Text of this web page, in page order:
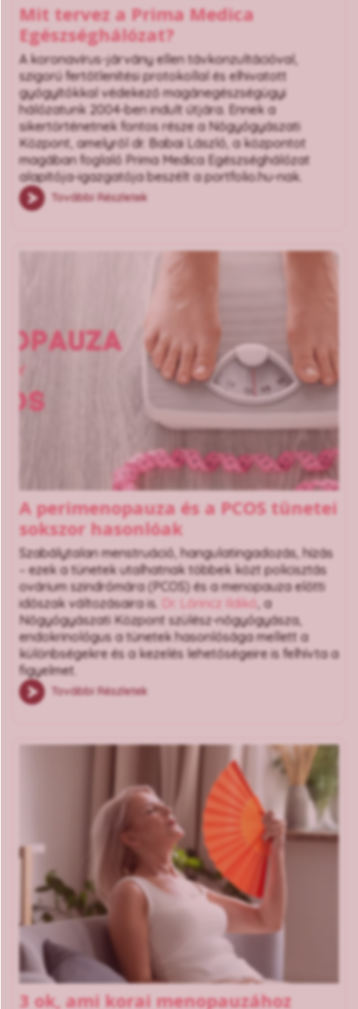
Mit tervez a Prima Medica
Egészséghálózat?
A koronavírus-járvány ellen távkonzultációval,
szigorú fertőtlenítési protokollal és elhivatott
gyógyítókkal védekező magánegészségügyi
hálózatunk 2004-ben indult útjára. Ennek a
sikertörténetnek fontos része a Nőgyógyászati
Központ, amelyről dr. Babai László, a központot
magában foglaló Prima Medica Egészséghálózat
alapítója-igazgatója beszélt a portfolio.hu-nak.
További Részletek
A perimenopauza és a PCOS tünetei
sokszor hasonlóak
Szabálytalan menstruáció, hangulatingadozás, hízás
– ezek a tünetek utalhatnak többek közt policisztás
ovárium szindrómára (PCOS) és a menopauza előtti
időszak változásaira is.
Dr. Lőrincz Ildikó
, a
Nőgyógyászati Központ szülész-nőgyógyásza,
endokrinológus a tünetek hasonlósága mellett a
különbségekre és a kezelés lehetőségeire is felhívta a
figyelmet.
További Részletek
3 ok, ami korai menopauzához